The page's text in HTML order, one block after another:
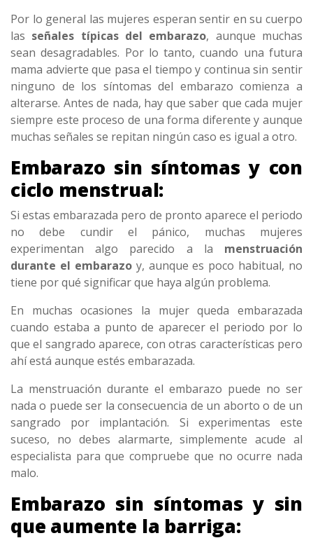
Por lo general las mujeres esperan sentir en su cuerpo
las señales típicas del embarazo, aunque muchas
sean desagradables. Por lo tanto, cuando una futura
mama advierte que pasa el tiempo y continua sin sentir
ninguno de los síntomas del embarazo comienza a
alterarse. Antes de nada, hay que saber que cada mujer
siempre este proceso de una forma diferente y aunque
muchas señales se repitan ningún caso es igual a otro.
Embarazo sin síntomas y con
ciclo menstrual:
Si estas embarazada pero de pronto aparece el periodo
no debe cundir el pánico, muchas mujeres
experimentan algo parecido a la menstruación
durante el embarazoy, aunque es poco habitual, no
tiene por qué significar que haya algún problema.
En muchas ocasiones la mujer queda embarazada
cuando estaba a punto de aparecer el periodo por lo
que el sangrado aparece, con otras características pero
ahí está aunque estés embarazada.
La menstruación durante el embarazo puede no ser
nada o puede ser la consecuencia de un aborto o de un
sangrado por implantación. Si experimentas este
suceso, no debes alarmarte, simplemente acude al
especialista para que compruebe que no ocurre nada
malo.
Embarazo sin síntomas y sin
que aumente la barriga: